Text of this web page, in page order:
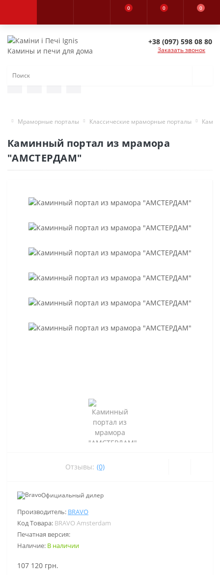
0 0 0
Камины и печи для дома
+38 (097) 598 08 80
Заказать звонок
Мраморные порталы Классические мраморные порталы
Каминный портал из мрамора
"АМСТЕРДАМ"
Отзывы: (0)
Производитель: BRAVO
Код Товара: BRAVO Amsterdam
Печатная версия:
Наличие: В наличии
107 120 грн.
Официальный дилер